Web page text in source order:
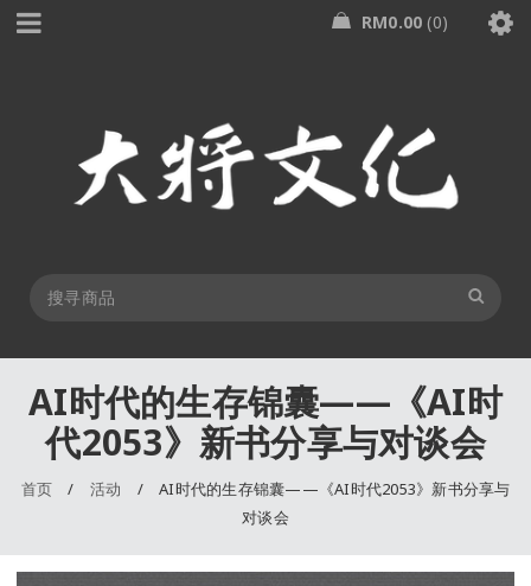
RM0.00 0
AI时代的生存锦囊——《AI时
代2053》新书分享与对谈会
首页 / 活动 /
AI时代的生存锦囊——《AI时代2053》新书分享与
对谈会